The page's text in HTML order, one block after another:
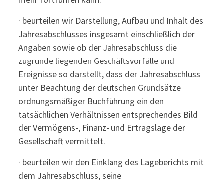
· beurteilen wir Darstellung, Aufbau und Inhalt des
Jahresabschlusses insgesamt einschließlich der
Angaben sowie ob der Jahresabschluss die
zugrunde liegenden Geschäftsvorfälle und
Ereignisse so darstellt, dass der Jahresabschluss
unter Beachtung der deutschen Grundsätze
ordnungsmäßiger Buchführung ein den
tatsächlichen Verhältnissen entsprechendes Bild
der Vermögens-, Finanz- und Ertragslage der
Gesellschaft vermittelt.
· beurteilen wir den Einklang des Lageberichts mit
dem Jahresabschluss, seine